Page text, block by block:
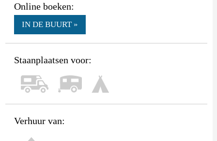
Online boeken:
IN DE BUURT »
Staanplaatsen voor:
Verhuur van: